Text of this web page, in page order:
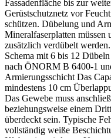
Fassadenfläche bis zur
Gerüstschutznetz vor
schützen. Dübelung und
Mineralfaserplatten
zusätzlich verdübelt
Schema mit 6 bis 12
nach ÖNORM B 6400-1
Armierungsschicht Das
mindestens 10 cm
Das Gewebe muss
beziehungsweise einem
überdeckt sein. Typische
vollständig weiße